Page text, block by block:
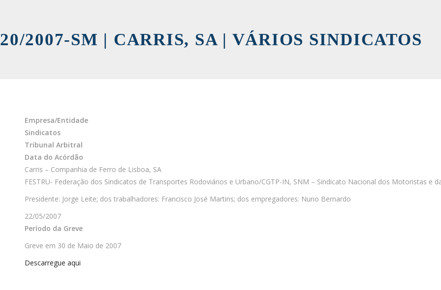
20/2007-SM | CARRIS, SA | VÁRIOS SINDICATOS
Empresa/Entidade
Sindicatos
Tribunal Arbitral
Data do Acórdão
Carris – Companhia de Ferro de Lisboa, SA
FESTRU- Federação dos Sindicatos de Transportes Rodoviários e Urbano/CGTP-IN, SNM – Sindicato Nacional dos Motoristas e
Presidente: Jorge Leite; dos trabalhadores: Francisco José Martins; dos empregadores: Nuno Bernardo
22/05/2007
Período da Greve
Greve em 30 de Maio de 2007
Descarregue aqui